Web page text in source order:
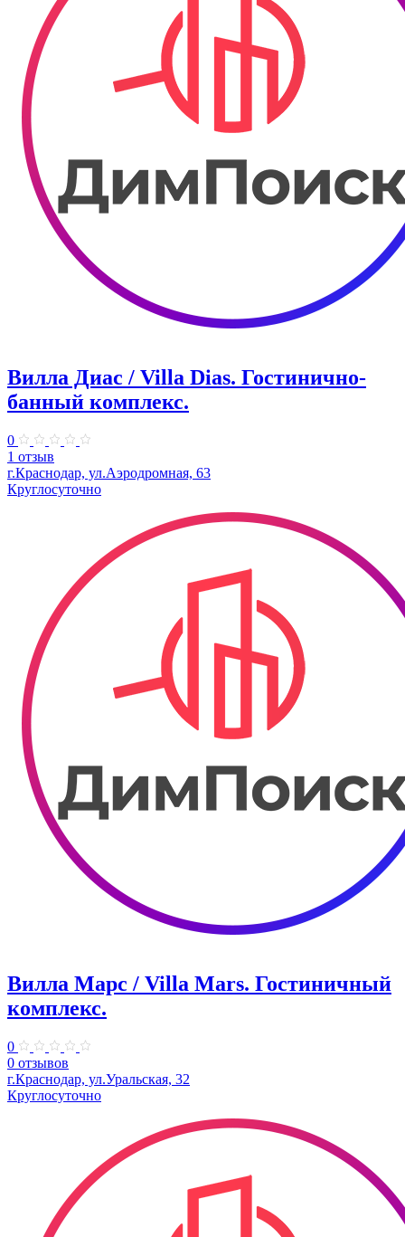
Вилла Диас / Villa Dias. Гостинично-
банный комплекс.
0
1 отзыв
г.Краснодар, ул.Аэродромная, 63
Круглосуточно
Вилла Марс / Villa Mars. Гостиничный
комплекс.
0
0 отзывов
г.Краснодар, ул.Уральская, 32
Круглосуточно